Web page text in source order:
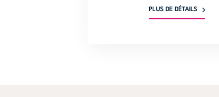
PLUS DE DÉTAILS